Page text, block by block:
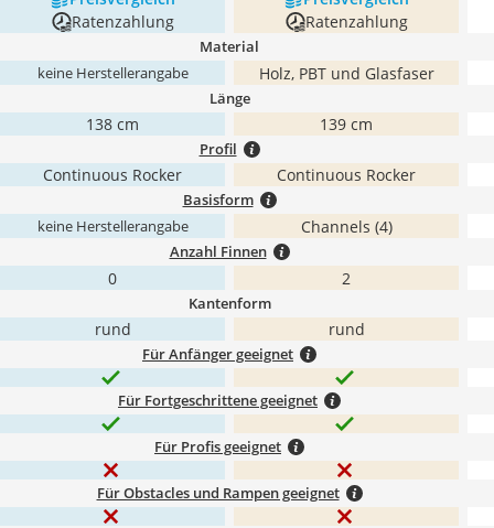
Ratenzahlung
Ratenzahlung
Material
keine Herstellerangabe Holz, PBT und Glasfaser
Länge
138 cm 139 cm
Profil
Continuous Rocker Continuous Rocker
Basisform
keine Herstellerangabe Channels (4)
Anzahl Finnen
0 2
Kantenform
rund rund
Für Anfänger geeignet
Für Fortgeschrittene geeignet
Für Profis geeignet
Für Obstacles und Rampen geeignet